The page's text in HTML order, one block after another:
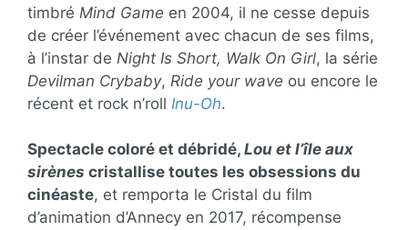
timbré Mind Game en 2004, il ne cesse depuis
de créer l’événement avec chacun de ses films,
à l’instar de Night Is Short, Walk On Girl, la série
Devilman Crybaby, Ride your wave ou encore le
récent et rock n’roll Inu-Oh.
Spectacle coloré et débridé, Lou et l’île aux
sirènes cristallise toutes les obsessions du
cinéaste, et remporta le Cristal du film
d’animation d’Annecy en 2017, récompense